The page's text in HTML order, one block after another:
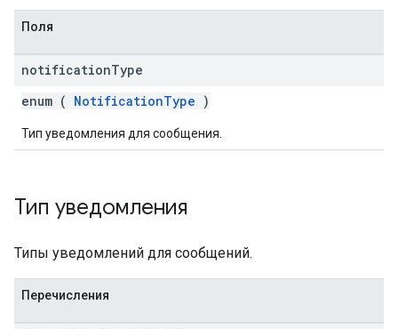
Поля
notificationType
enum ( NotificationType )
Тип уведомления для сообщения.
Тип уведомления
Типы уведомлений для сообщений.
Перечисления